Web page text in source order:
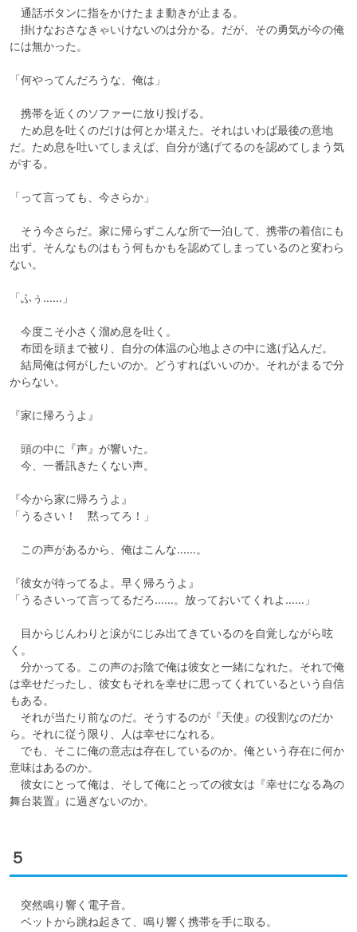
通話ボタンに指をかけたまま動きが止まる。
掛けなおさなきゃいけないのは分かる。だが、その勇気が今の俺
には無かった。
「何やってんだろうな、俺は」
携帯を近くのソファーに放り投げる。
ため息を吐くのだけは何とか堪えた。それはいわば最後の意地
だ。ため息を吐いてしまえば、自分が逃げてるのを認めてしまう気
がする。
「って言っても、今さらか」
そう今さらだ。家に帰らずこんな所で一泊して、携帯の着信にも
出ず。そんなものはもう何もかもを認めてしまっているのと変わら
ない。
「ふぅ……」
今度こそ小さく溜め息を吐く。
布団を頭まで被り、自分の体温の心地よさの中に逃げ込んだ。
結局俺は何がしたいのか。どうすればいいのか。それがまるで分
からない。
『家に帰ろうよ』
頭の中に『声』が響いた。
今、一番訊きたくない声。
『今から家に帰ろうよ』
「うるさい！　黙ってろ！」
この声があるから、俺はこんな……。
『彼女が待ってるよ。早く帰ろうよ』
「うるさいって言ってるだろ……。放っておいてくれよ……」
目からじんわりと涙がにじみ出てきているのを自覚しながら呟
く。
分かってる。この声のお陰で俺は彼女と一緒になれた。それで俺
は幸せだったし、彼女もそれを幸せに思ってくれているという自信
もある。
それが当たり前なのだ。そうするのが『天使』の役割なのだか
ら。それに従う限り、人は幸せになれる。
でも、そこに俺の意志は存在しているのか。俺という存在に何か
意味はあるのか。
彼女にとって俺は、そして俺にとっての彼女は『幸せになる為の
舞台装置』に過ぎないのか。
５
突然鳴り響く電子音。
ベットから跳ね起きて、鳴り響く携帯を手に取る。